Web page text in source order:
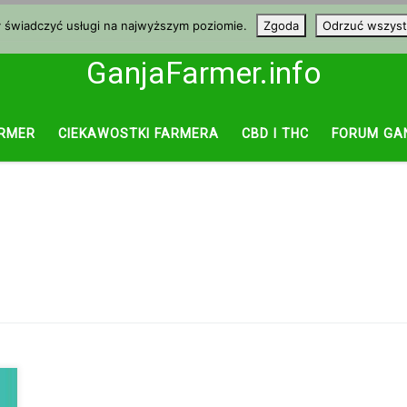
GanjaFarmer.info
CIEKAWOSTKI FARMERA CBD I THC FORUM
usługi na najwyższym poziomie. Zgoda Odrzuć